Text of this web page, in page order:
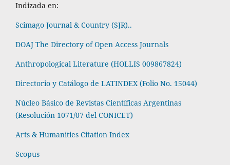
Indizada en:
Scimago Journal & Country (SJR)..
DOAJ The Directory of Open Access Journals
Anthropological Literature (HOLLIS 009867824)
Directorio y Catálogo de LATINDEX (Folio No. 15044)
Núcleo Básico de Revistas Científicas Argentinas
(Resolución 1071/07 del CONICET)
Arts & Humanities Citation Index
Scopus